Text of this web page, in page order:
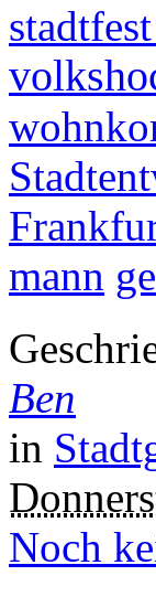
mann
Ben
in
Noch